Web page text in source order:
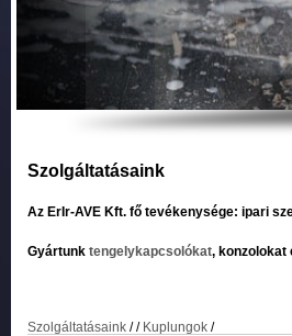
Szolgáltatásaink
Az ErIr-AVE Kft. fő tevékenysége: ipari
Gyártunk tengelykapcsolókat, konzolokat
Szolgáltatásaink // Kuplungok /